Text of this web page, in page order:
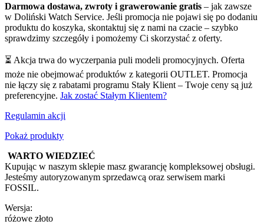
Darmowa dostawa, zwroty i grawerowanie gratis – jak zawsze
w Doliński Watch Service. Jeśli promocja nie pojawi się po dodaniu
produktu do koszyka, skontaktuj się z nami na czacie – szybko
sprawdzimy szczegóły i pomożemy Ci skorzystać z oferty.
⏳ Akcja trwa do wyczerpania puli modeli promocyjnych. Oferta
może nie obejmować produktów z kategorii OUTLET. Promocja
nie łączy się z rabatami programu Stały Klient – Twoje ceny są już
preferencyjne. Jak zostać Stałym Klientem?
Regulamin akcji
Pokaż produkty
WARTO WIEDZIEĆ
Kupując w naszym sklepie masz gwarancję kompleksowej obsługi.
Jesteśmy autoryzowanym sprzedawcą oraz serwisem marki
FOSSIL.
Wersja:
różowe złoto